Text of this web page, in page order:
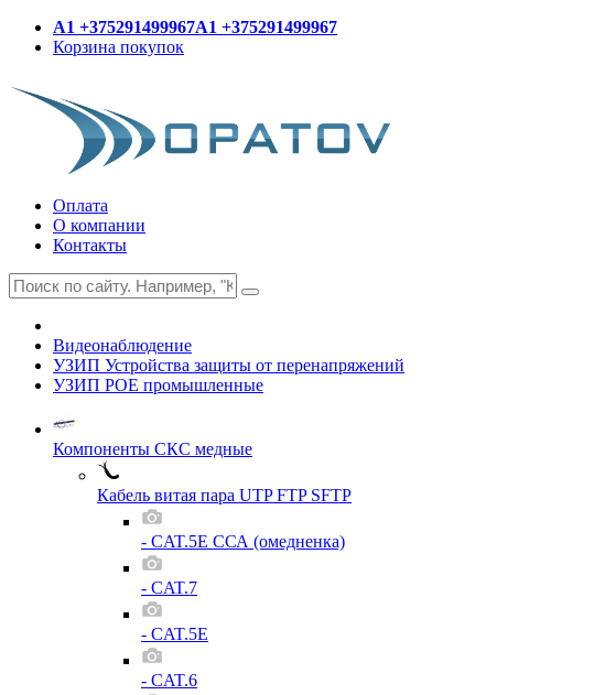
A1 +375291499967A1 +375291499967
Корзина покупок
Оплата
О компании
Контакты
Видеонаблюдение
УЗИП Устройства защиты от перенапряжений
УЗИП POE промышленные
Компоненты СКС медные
Кабель витая пара UTP FTP SFTP
- CAT.5E ССА (омедненка)
- CAT.7
- CAT.5E
- CAT.6